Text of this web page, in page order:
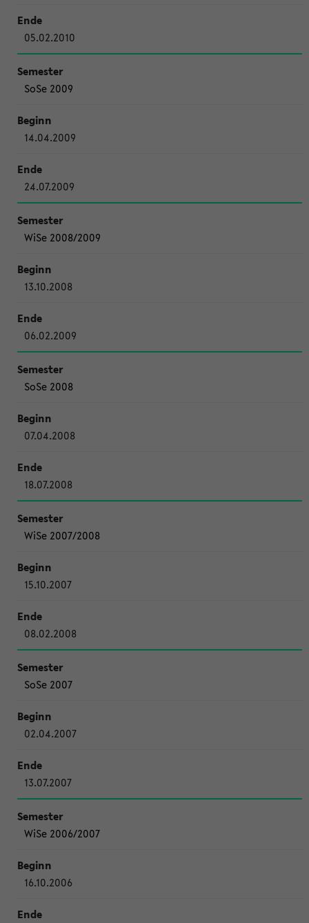
05.02.2010
SoSe 2009
14.04.2009
24.07.2009
WiSe 2008/2009
13.10.2008
06.02.2009
SoSe 2008
07.04.2008
18.07.2008
WiSe 2007/2008
15.10.2007
08.02.2008
SoSe 2007
02.04.2007
13.07.2007
WiSe 2006/2007
16.10.2006